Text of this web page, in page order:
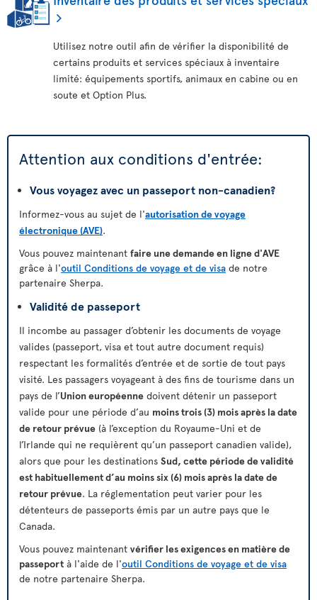
Utilisez notre outil afin de vérifier la disponibilité de
certains produits et services spéciaux à inventaire
limité: équipements sportifs, animaux en cabine ou en
soute et Option Plus.
Attention aux conditions d'entrée:
Vous voyagez avec un passeport non-canadien?
Informez-vous au sujet de l'autorisation de voyage
électronique (AVE).
Vous pouvez maintenant faire une demande en ligne d'AVE
grâce à l'outil Conditions de voyage et de visa
partenaire Sherpa.
Validité de passeport
Il incombe au passager d’obtenir les documents de voyage
valides (passeport, visa et tout autre document requis)
respectant les formalités d’entrée et de sortie de tout pays
visité. Les passagers voyageant à des fins de tourisme dans un
pays de l’Union européenne doivent détenir un passeport
valide pour une période d’au moins trois (3) mois après la date
de retour prévue (à l’exception du Royaume-Uni et de
l’Irlande qui ne requièrent qu’un passeport canadien valide),
alors que pour les destinations Sud, cette période de validité
est habituellement d’au moins six (6) mois après la date de
retour prévue. La réglementation peut varier pour les
détenteurs de passeports émis par un autre pays que le
Canada.
Vous pouvez maintenant vérifier les exigences en matière de
passeport à l'aide de l'outil Conditions de voyage et de visa
de notre partenaire Sherpa.